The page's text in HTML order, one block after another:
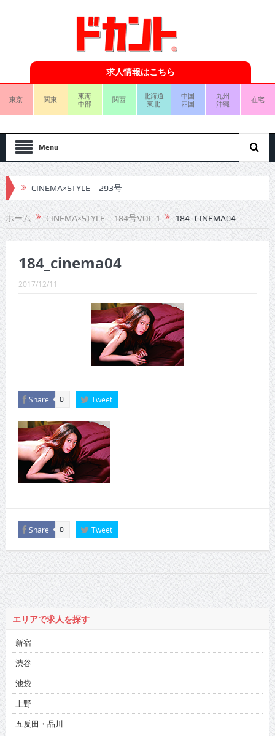
求人情報はこちら
東京 関東
東海
中部
関西
北海道
東北
中国
四国
九州
沖縄
在宅
Menu
CINEMA×STYLE 293号
CINEMA×STYLE 292号
CINEMA×STYLE 291号
CINEMA×STYLE 290号
CINEMA×STYLE 289号
CINEMA×STYLE 288号
CINEMA×STYLE 287号
CINEMA×STYLE 286号
CINEMA×STYLE 294号
ホーム CINEMA×STYLE 184号VOL.1 184_CINEMA04
184_cinema04
2017/12/11
Share 0 Tweet
Share 0 Tweet
エリアで求人を探す
新宿
渋谷
池袋
上野
五反田・品川